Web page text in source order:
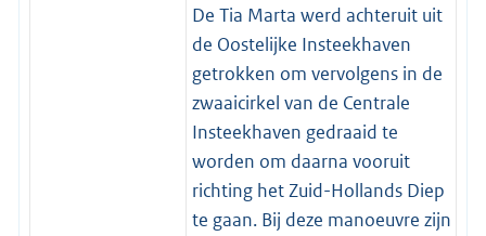
De Tia Marta werd achteruit uit
de Oostelijke Insteekhaven
getrokken om vervolgens in de
zwaaicirkel van de Centrale
Insteekhaven gedraaid te
worden om daarna vooruit
richting het Zuid-Hollands Diep
te gaan. Bij deze manoeuvre zijn